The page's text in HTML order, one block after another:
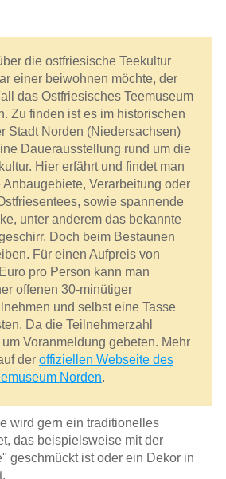
die ostfriesische Teekultur
einer beiwohnen möchte, der
das Ostfriesisches Teemuseum
Zu finden ist es im historischen
Stadt Norden (Niedersachsen)
Dauerausstellung rund um die
Hier erfährt und findet man
Verarbeitung oder
sowie spannende
unter anderem das bekannte
Doch beim Bestaunen
Für einen Aufpreis von
pro Person kann man
offenen 30-minütiger
und selbst eine Tasse
Da die Teilnehmerzahl
Voranmeldung gebeten. Mehr
der offiziellen Webseite des
Norden.
wird gern ein traditionelles
das beispielsweise mit der
geschmückt ist oder ein Dekor in